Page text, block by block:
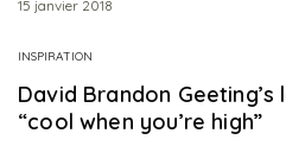
15 janvier 2018
INSPIRATION
David Brandon
“cool when you’re high”